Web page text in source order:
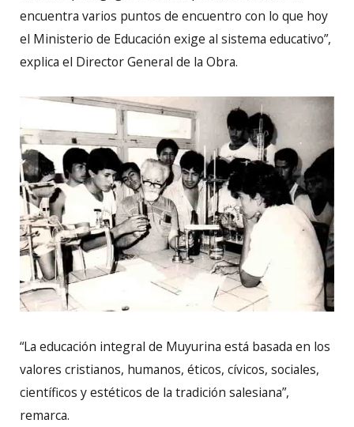
encuentra varios puntos de encuentro con lo que hoy
el Ministerio de Educación exige al sistema educativo”,
explica el Director General de la Obra.
“La educación integral de Muyurina está basada en los
valores cristianos, humanos, éticos, cívicos, sociales,
científicos y estéticos de la tradición salesiana”,
remarca.